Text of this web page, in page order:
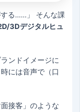
する……」 そんな課
3Dデジタルヒュ
ンドイメージに
には音声で（口
接客」のような